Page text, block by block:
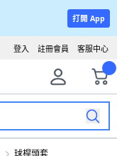
打開 App
客服中心
註冊會員
登入
球桿頭套